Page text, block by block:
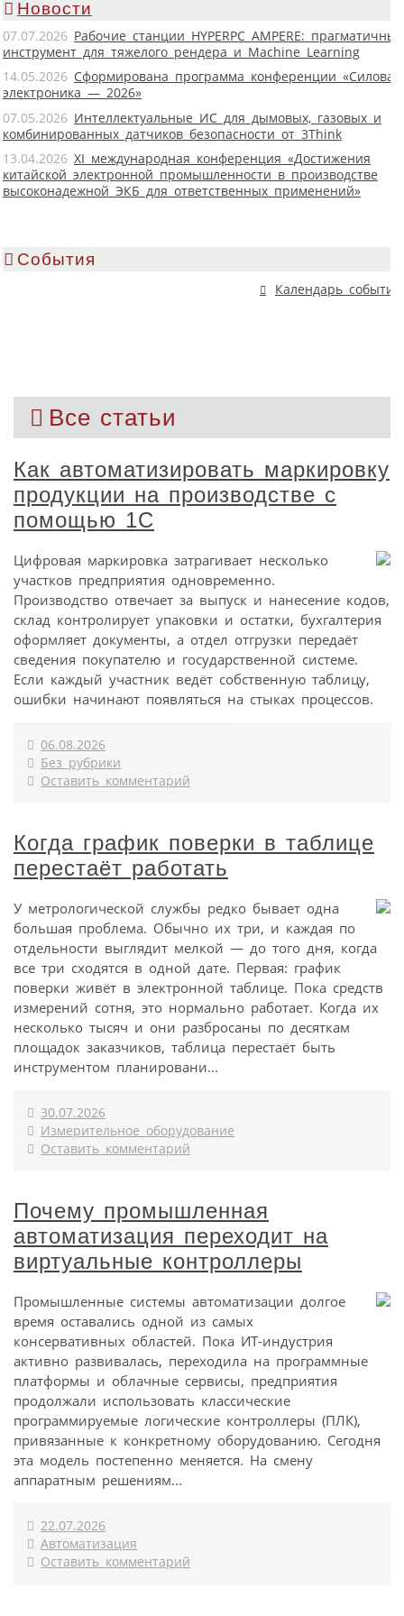
Новости
07.07.2026 Рабочие станции HYPERPC AMPERE: прагматичный
инструмент для тяжелого рендера и Machine Learning
14.05.2026 Сформирована программа конференции «Силовая
электроника — 2026»
07.05.2026 Интеллектуальные ИС для дымовых, газовых и
комбинированных датчиков безопасности от 3Think
13.04.2026 XI международная конференция «Достижения
китайской электронной промышленности в производстве
высоконадежной ЭКБ для ответственных применений»
События
Календарь событий
Все статьи
Как автоматизировать маркировку
продукции на производстве с
помощью 1С
Цифровая маркировка затрагивает несколько
участков предприятия одновременно.
Производство отвечает за выпуск и нанесение кодов,
склад контролирует упаковки и остатки, бухгалтерия
оформляет документы, а отдел отгрузки передаёт
сведения покупателю и государственной системе.
Если каждый участник ведёт собственную таблицу,
ошибки начинают появляться на стыках процессов.
06.08.2026
Без рубрики
Оставить комментарий
Когда график поверки в таблице
перестаёт работать
У метрологической службы редко бывает одна
большая проблема. Обычно их три, и каждая по
отдельности выглядит мелкой — до того дня, когда
все три сходятся в одной дате. Первая: график
поверки живёт в электронной таблице. Пока средств
измерений сотня, это нормально работает. Когда их
несколько тысяч и они разбросаны по десяткам
площадок заказчиков, таблица перестаёт быть
инструментом планировани...
30.07.2026
Измерительное оборудование
Оставить комментарий
Почему промышленная
автоматизация переходит на
виртуальные контроллеры
Промышленные системы автоматизации долгое
время оставались одной из самых
консервативных областей. Пока ИТ-индустрия
активно развивалась, переходила на программные
платформы и облачные сервисы, предприятия
продолжали использовать классические
программируемые логические контроллеры (ПЛК),
привязанные к конкретному оборудованию. Сегодня
эта модель постепенно меняется. На смену
аппаратным решениям...
22.07.2026
Автоматизация
Оставить комментарий